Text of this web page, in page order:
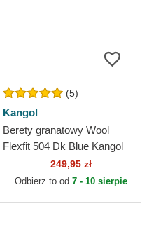
(5)
Kangol
Berety granatowy Wool
Flexfit 504 Dk Blue Kangol
249,95 zł
Odbierz to od 7 - 10 sierpie